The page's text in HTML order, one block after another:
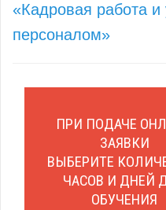
«Кадровая работа и
персоналом»
ПРИ ПОДАЧЕ
ЗАЯВКИ
ВЫБЕРИТЕ
ЧАСОВ И ДНЕЙ
ОБУЧЕНИЯ